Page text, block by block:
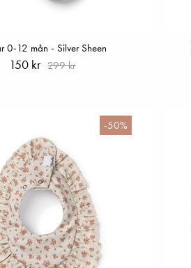
0-12 mån - Silver Sheen
150 kr 299 kr
-50%